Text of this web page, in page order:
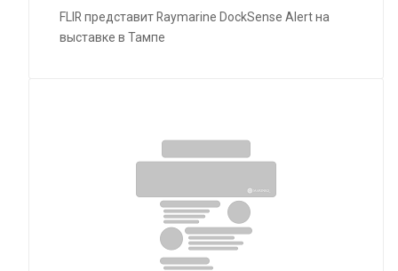
FLIR представит Raymarine DockSense Alert на
выставке в Тампе